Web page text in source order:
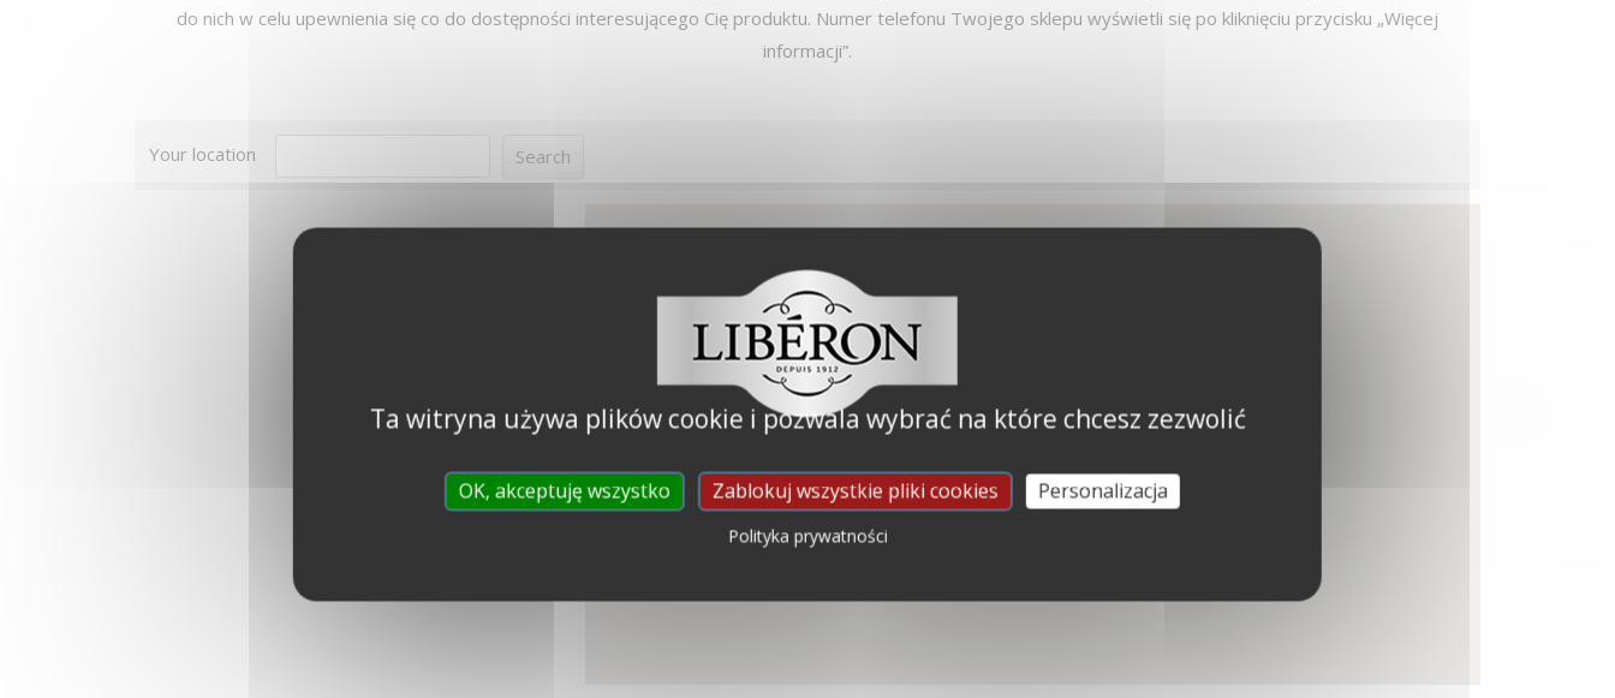
do nich w celu upewnienia się co do dostępności interesującego Cię produktu. Numer telefonu Twojego sklepu wyświetli się po kliknięciu przycisku „Więcej
informacji”.
Your location
Ta witryna używa plików cookie i pozwala wybrać na które chcesz zezwolić
OK, akceptuję wszystko Zablokuj wszystkie pliki cookies Personalizacja
Polityka prywatności